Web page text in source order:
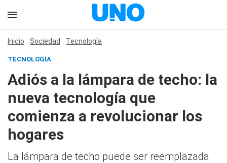
Inicio Sociedad Tecnología
TECNOLOGÍA
Adiós a la lámpara de techo: la
nueva tecnología que
comienza a revolucionar los
hogares
La lámpara de techo puede ser reemplazada